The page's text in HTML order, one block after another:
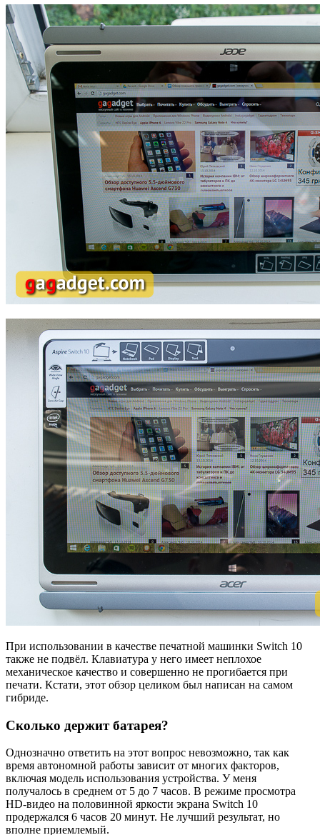
При использовании в качестве печатной машинки Switch 10
также не подвёл. Клавиатура у него имеет неплохое
механическое качество и совершенно не прогибается при
печати. Кстати, этот обзор целиком был написан на самом
гибриде.
Сколько держит батарея?
Однозначно ответить на этот вопрос невозможно, так как
время автономной работы зависит от многих факторов,
включая модель использования устройства. У меня
получалось в среднем от 5 до 7 часов. В режиме просмотра
HD-видео на половинной яркости экрана Switch 10
продержался 6 часов 20 минут. Не лучший результат, но
вполне приемлемый.